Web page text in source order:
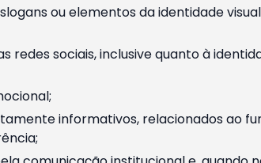
ou elementos da identidade
sociais, inclusive quanto à
informativos, relacionados ao